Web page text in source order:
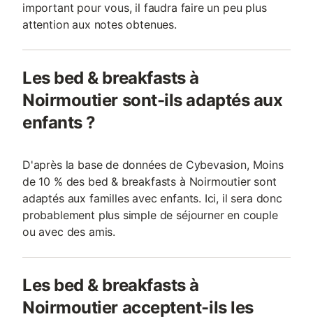
important pour vous, il faudra faire un peu plus
attention aux notes obtenues.
Les bed & breakfasts à
Noirmoutier sont-ils adaptés aux
enfants ?
D'après la base de données de Cybevasion, Moins
de 10 % des bed & breakfasts à Noirmoutier sont
adaptés aux familles avec enfants. Ici, il sera donc
probablement plus simple de séjourner en couple
ou avec des amis.
Les bed & breakfasts à
Noirmoutier acceptent-ils les